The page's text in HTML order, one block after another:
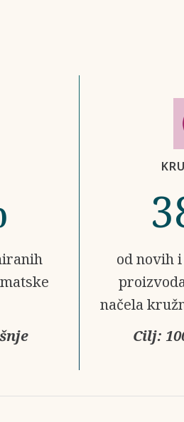
od novih
načela
Cilj: